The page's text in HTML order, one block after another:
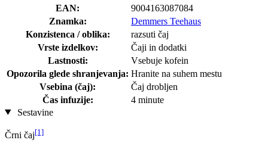
EAN:
9004163087084
Znamka:
Demmers Teehaus
Konzistenca / oblika:
razsuti čaj
Vrste izdelkov:
Čaji in dodatki
Lastnosti:
Vsebuje kofein
Opozorila glede shranjevanja: Hranite na suhem mestu
Vsebina (čaj):
Čaj drobljen
Čas infuzije:
4 minute
Sestavine
Črni čaj[1]